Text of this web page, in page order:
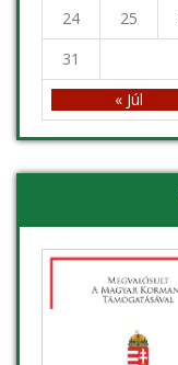
« Júl
24 25
31